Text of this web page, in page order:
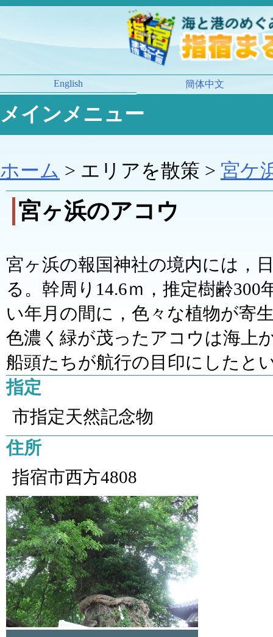
English 簡体中文
メインメニュー
ホーム > エリアを散策 > 宮ケ
宮ヶ浜のアコウ
宮ヶ浜の報国神社の境内には，
る。幹周り14.6ｍ，推定樹齢
い年月の間に，色々な植物が寄
色濃く緑が茂ったアコウは海上
船頭たちが航行の目印にしたと
指定
市指定天然記念物
住所
指宿市西方4808